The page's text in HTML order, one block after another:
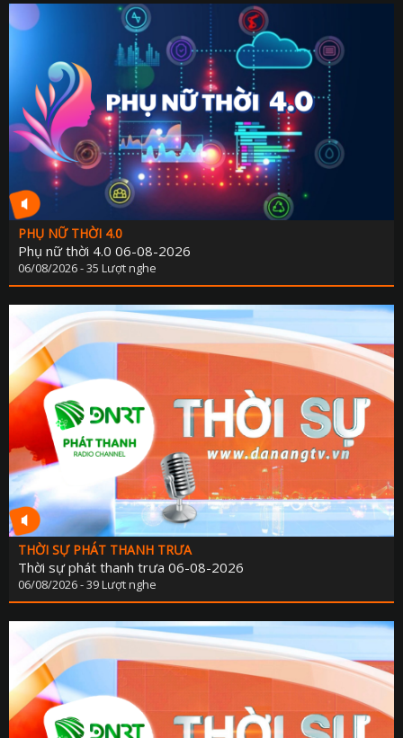
PHỤ NỮ THỜI 4.0
Phụ nữ thời 4.0 06-08-2026
06/08/2026 - 35 Lượt nghe
THỜI SỰ PHÁT THANH TRƯA
Thời sự phát thanh trưa 06-08-2026
06/08/2026 - 39 Lượt nghe